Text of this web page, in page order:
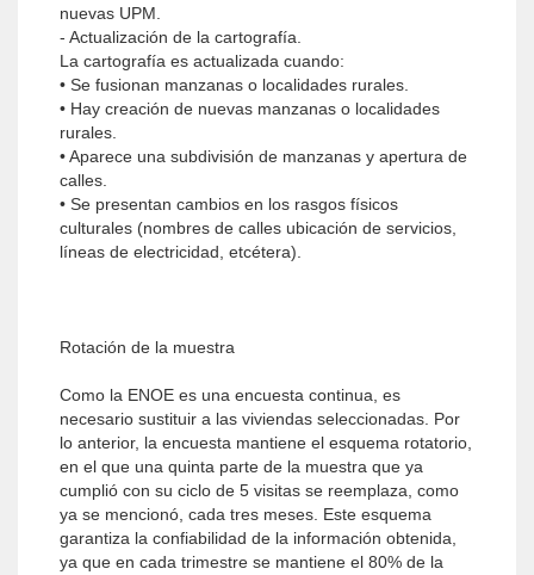
nuevas UPM.
- Actualización de la cartografía.
La cartografía es actualizada cuando:
• Se fusionan manzanas o localidades rurales.
• Hay creación de nuevas manzanas o localidades
rurales.
• Aparece una subdivisión de manzanas y apertura de
calles.
• Se presentan cambios en los rasgos físicos
culturales (nombres de calles ubicación de servicios,
líneas de electricidad, etcétera).
Rotación de la muestra
Como la ENOE es una encuesta continua, es
necesario sustituir a las viviendas seleccionadas. Por
lo anterior, la encuesta mantiene el esquema rotatorio,
en el que una quinta parte de la muestra que ya
cumplió con su ciclo de 5 visitas se reemplaza, como
ya se mencionó, cada tres meses. Este esquema
garantiza la confiabilidad de la información obtenida,
ya que en cada trimestre se mantiene el 80% de la